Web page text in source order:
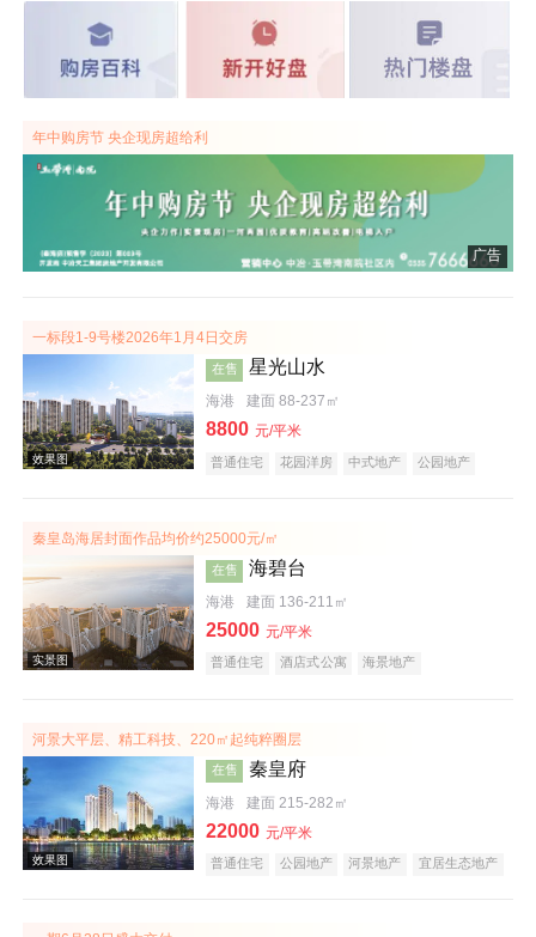
年中购房节 央企现房超给利
广告
一标段1-9号楼2026年1月4日交房
在售 星光山水
海港 建面 88-237㎡
8800 元/平米
普通住宅 花园洋房 中式地产
公园地产
秦皇岛海居封面作品均价约25000元/㎡
在售 海碧台
海港 建面 136-211㎡
25000 元/平米
普通住宅 酒店式公寓 海景地产
河景大平层、精工科技、220㎡起纯粹圈层
在售 秦皇府
海港 建面 215-282㎡
22000 元/平米
普通住宅 公园地产 河景地产
宜居生态地产